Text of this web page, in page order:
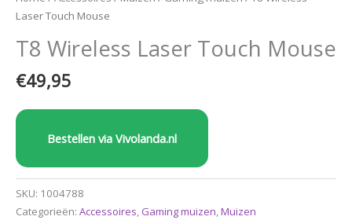
Laser Touch Mouse
T8 Wireless Laser Touch Mouse
€49,95
Bestellen via Vivolanda.nl
SKU: 1004788
Categorieën: Accessoires, Gaming muizen,Muizen